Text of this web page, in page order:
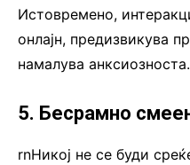
Истовремено,
онлајн, предизвикува
намалува
5. Бесрамно
rnНикој не се буди